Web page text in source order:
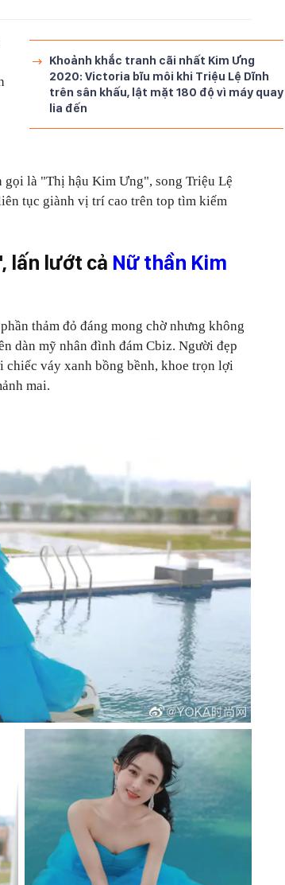
Khoảnh khắc tranh cãi nhất Kim Ưng
2020: Victoria bĩu môi khi Triệu Lệ Dĩnh
trên sân khấu, lật mặt 180 độ vì máy quay
lia đến
gọi là "Thị hậu Kim Ưng", song Triệu Lệ
tục giành vị trí cao trên top tìm kiếm
lấn lướt cả Nữ thần Kim
thảm đỏ đáng mong chờ nhưng không
dàn mỹ nhân đình đám Cbiz. Người đẹp
váy xanh bồng bềnh, khoe trọn lợi
mai.